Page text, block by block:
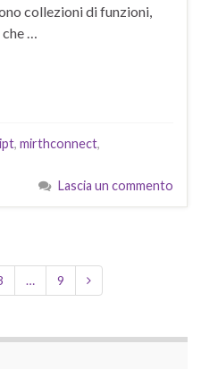
collezioni di funzioni,
…
, mirthconnect,
Lascia un commento
… 9